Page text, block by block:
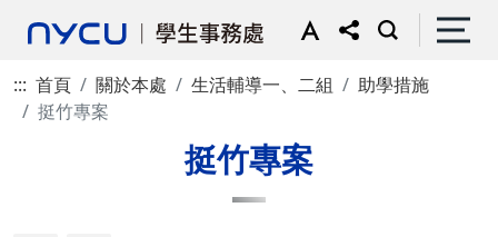
::: 首頁 關於本處 生活輔導一、二組
助學措施
挺竹專案
挺竹專案